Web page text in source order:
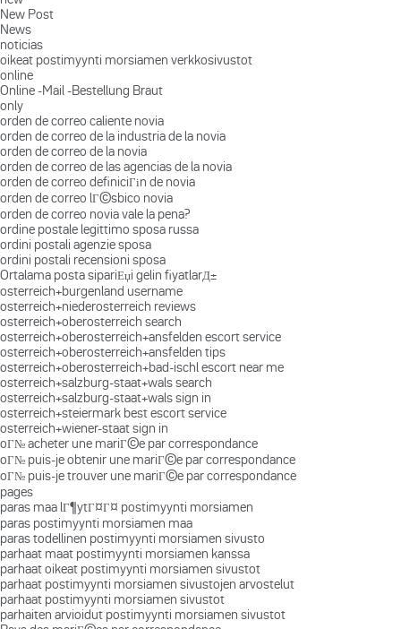
New Post
News
noticias
oikeat postimyynti morsiamen verkkosivustot
online
Online -Mail -Bestellung Braut
only
orden de correo caliente novia
orden de correo de la industria de la novia
orden de correo de la novia
orden de correo de las agencias de la novia
orden de correo definiciГіn de novia
orden de correo lГ©sbico novia
orden de correo novia vale la pena?
ordine postale legittimo sposa russa
ordini postali agenzie sposa
ordini postali recensioni sposa
Ortalama posta sipariЕџi gelin fiyatlarД±
osterreich+burgenland username
osterreich+niederosterreich reviews
osterreich+oberosterreich search
osterreich+oberosterreich+ansfelden escort service
osterreich+oberosterreich+ansfelden tips
osterreich+oberosterreich+bad-ischl escort near me
osterreich+salzburg-staat+wals search
osterreich+salzburg-staat+wals sign in
osterreich+steiermark best escort service
osterreich+wiener-staat sign in
oГ№ acheter une mariГ©e par correspondance
oГ№ puis-je obtenir une mariГ©e par correspondance
oГ№ puis-je trouver une mariГ©e par correspondance
pages
paras maa lГ¶ytГ¤Г¤ postimyynti morsiamen
paras postimyynti morsiamen maa
paras todellinen postimyynti morsiamen sivusto
parhaat maat postimyynti morsiamen kanssa
parhaat oikeat postimyynti morsiamen sivustot
parhaat postimyynti morsiamen sivustojen arvostelut
parhaat postimyynti morsiamen sivustot
parhaiten arvioidut postimyynti morsiamen sivustot